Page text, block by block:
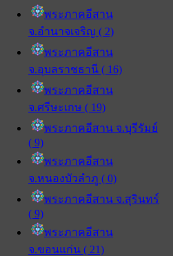
พระภาคอีสาน
จ.อำนาจเจริญ ( 2)
พระภาคอีสาน
จ.อุบลราชธานี ( 16)
พระภาคอีสาน
จ.ศรีษะเกษ ( 19)
พระภาคอีสาน จ.บุรีรัมย์
( 9)
พระภาคอีสาน
จ.หนองบัวลำภู ( 0)
พระภาคอีสาน จ.สุรินทร์
( 9)
พระภาคอีสาน
จ.ขอนแก่น ( 21)